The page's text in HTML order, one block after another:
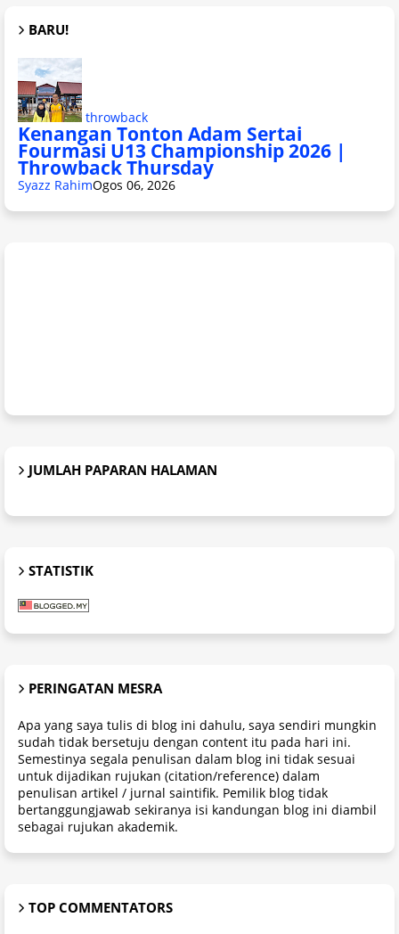
BARU!
throwback
Kenangan Tonton Adam Sertai
Fourmasi U13 Championship 2026 |
Throwback Thursday
Syazz RahimOgos 06, 2026
JUMLAH PAPARAN HALAMAN
STATISTIK
PERINGATAN MESRA
Apa yang saya tulis di blog ini dahulu, saya sendiri mungkin
sudah tidak bersetuju dengan content itu pada hari ini.
Semestinya segala penulisan dalam blog ini tidak sesuai
untuk dijadikan rujukan (citation/reference) dalam
penulisan artikel / jurnal saintifik. Pemilik blog tidak
bertanggungjawab sekiranya isi kandungan blog ini diambil
sebagai rujukan akademik.
TOP COMMENTATORS